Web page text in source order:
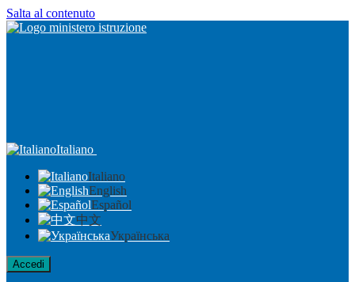
Salta al contenuto
Italiano
Italiano
English
Español
中文
Українська
Accedi